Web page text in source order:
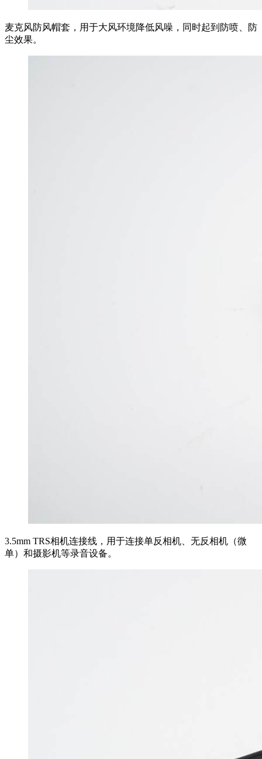
麦克风防风帽套，用于大风环境降低风噪，同时起到防喷、防
尘效果。
3.5mm TRS相机连接线，用于连接单反相机、无反相机（微
单）和摄影机等录音设备。